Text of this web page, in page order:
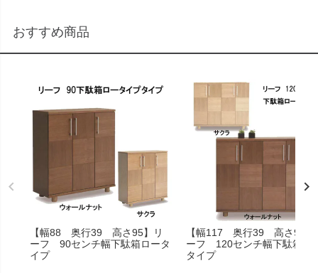
おすすめ商品
【幅88 奥行39 高さ95】リ
ーフ 90センチ幅下駄箱ロータ
イプ
【幅117 奥行39 高さ95】
ーフ 120センチ幅下駄箱ロ
タイプ